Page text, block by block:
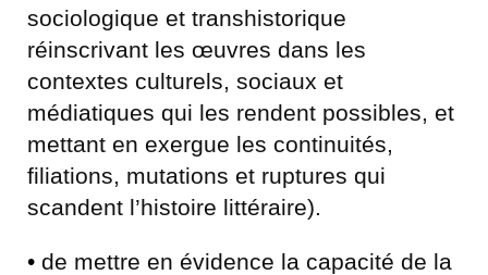
sociologique et transhistorique
réinscrivant les œuvres dans les
contextes culturels, sociaux et
médiatiques qui les rendent possibles, et
mettant en exergue les continuités,
filiations, mutations et ruptures qui
scandent l’histoire littéraire).
• de mettre en évidence la capacité de la